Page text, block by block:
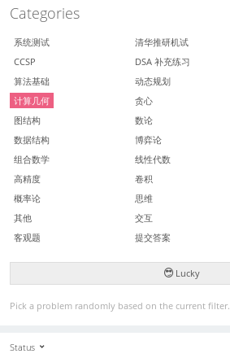
Categories
系统测试 清华推研机试
CCSP
DSA 补充练习
算法基础
动态规划
计算几何
贪心
图结构
数论
数据结构
博弈论
组合数学
线性代数
高精度
卷积
概率论
思维
其他
交互
客观题
提交答案
Lucky
Pick a problem randomly based on the current filter.
Status